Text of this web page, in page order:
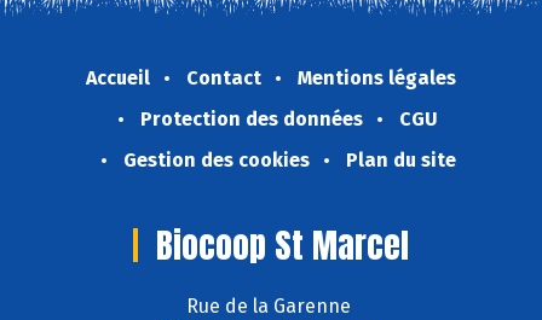
Accueil Contact
Mentions légales
Protection des données
CGU
Gestion des cookies
Plan du site
Biocoop St Marcel
Rue de la Garenne